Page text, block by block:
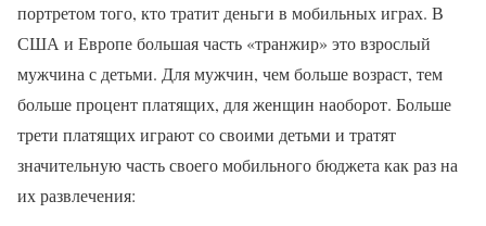
портретом того, кто тратит деньги в мобильных играх. В
США и Европе большая часть «транжир» это взрослый
мужчина с детьми. Для мужчин, чем больше возраст, тем
больше процент платящих, для женщин наоборот. Больше
трети платящих играют со своими детьми и тратят
значительную часть своего мобильного бюджета как раз на
их развлечения: